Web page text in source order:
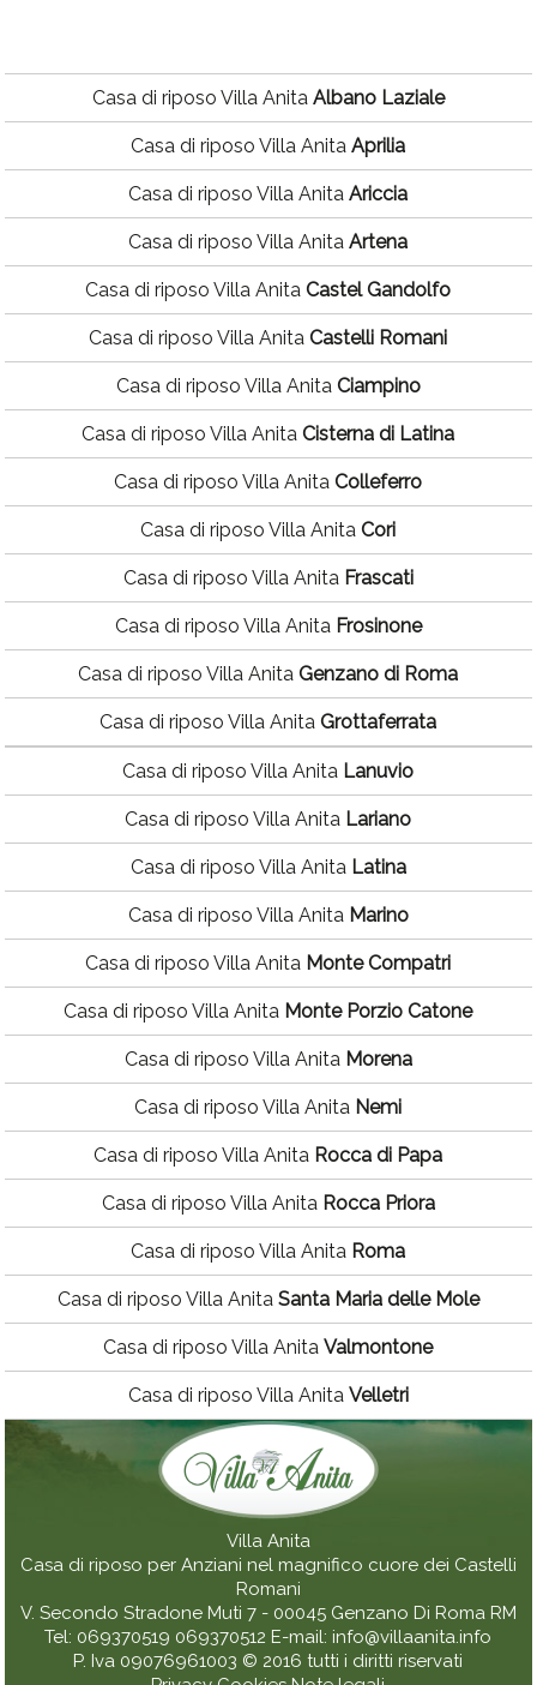
Casa di riposo Villa Anita Albano Laziale
Casa di riposo Villa AnitaAprilia
Casa di riposo Villa AnitaAriccia
Casa di riposo Villa AnitaArtena
Casa di riposo Villa AnitaCastel Gandolfo
Casa di riposo Villa AnitaCastelli Romani
Casa di riposo Villa Anita Ciampino
Casa di riposo Villa AnitaCisterna di Latina
Casa di riposo Villa AnitaColleferro
Casa di riposo Villa AnitaCori
Casa di riposo Villa Anita Frascati
Casa di riposo Villa Anita Frosinone
Casa di riposo Villa AnitaGenzano di Roma
Casa di riposo Villa AnitaGrottaferrata
Casa di riposo Villa Anita Lanuvio
Casa di riposo Villa Anita Lariano
Casa di riposo Villa Anita Latina
Casa di riposo Villa Anita Marino
Casa di riposo Villa Anita Monte Compatri
Casa di riposo Villa Anita Monte Porzio Catone
Casa di riposo Villa Anita Morena
Casa di riposo Villa Anita Nemi
Casa di riposo Villa Anita Rocca di Papa
Casa di riposo Villa Anita Rocca Priora
Casa di riposo Villa Anita Roma
Casa di riposo Villa Anita Santa Maria delle Mole
Casa di riposo Villa AnitaValmontone
Casa di riposo Villa Anita Velletri
Villa Anita
Casa di riposo per Anziani nel magnifico cuore dei Castelli
Romani
V. Secondo Stradone Muti 7 - 00045 Genzano Di Roma RM
Tel: 069370519 069370512 E-mail: info@villaanita.info
P. Iva 09076961003 © 2016 tutti i diritti riservati